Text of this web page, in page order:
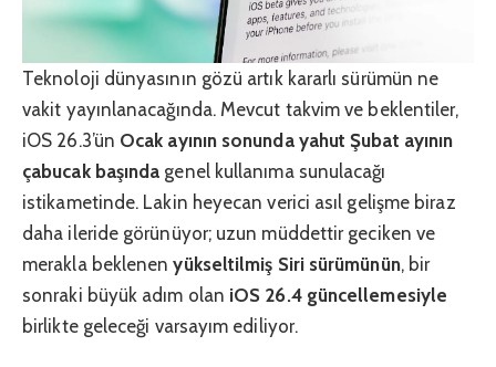
Teknoloji dünyasının gözü artık kararlı sürümün ne
vakit yayınlanacağında. Mevcut takvim ve beklentiler,
iOS 26.3’ün Ocak ayının sonunda yahut Şubat ayının
çabucak başında genel kullanıma sunulacağı
istikametinde. Lakin heyecan verici asıl gelişme biraz
daha ileride görünüyor; uzun müddettir geciken ve
merakla beklenenyükseltilmiş Siri sürümünün, bir
sonraki büyük adım olan iOS 26.4 güncellemesiyle
birlikte geleceği varsayım ediliyor.